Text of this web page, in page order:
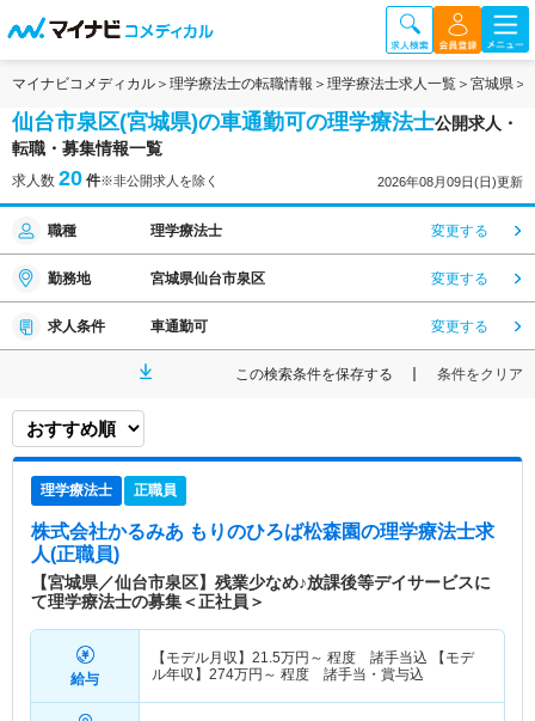
マイナビコメディカル 理学療法士の転職情報 理学療法士求人一覧 宮城県
仙台市泉区(宮城県)の車通勤可の理学療法士公開求人・
転職・募集情報一覧
求人数 20 件※非公開求人を除く 2026年08月09日(日)更新
職種 理学療法士 変更する
勤務地 宮城県仙台市泉区 変更する
求人条件 車通勤可 変更する
この検索条件を保存する 条件をクリア
理学療法士 正職員
株式会社かるみあ もりのひろば松森園の理学療法士求
人(正職員)
【宮城県／仙台市泉区】残業少なめ♪放課後等デイサービスに
て理学療法士の募集＜正社員＞
給与
【モデル月収】 21.5万円～ 程度 諸手当込 【モデ
ル年収】 274万円～ 程度 諸手当・賞与込